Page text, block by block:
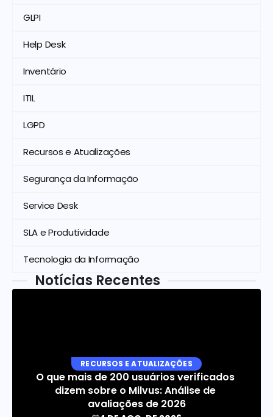
GLPI
Help Desk
Inventário
ITIL
LGPD
Recursos e Atualizações
Segurança da Informação
Service Desk
SLA e Produtividade
Tecnologia da Informação
Notícias Recentes
RECURSOS E ATUALIZAÇÕES
O que mais de 200 usuários verificados
dizem sobre o Milvus: Análise de
avaliações de 2026